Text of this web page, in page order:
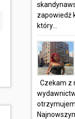
zapowiedź
który...
Czekam z